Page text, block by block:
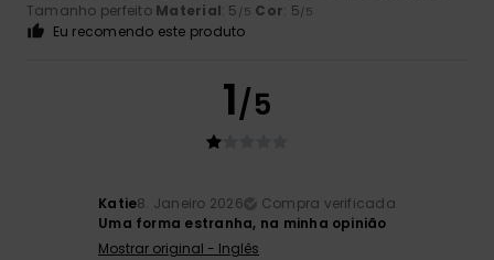
Tamanho perfeito Material: 5 /5 Cor: 5/5
Eu recomendo este produto
1/5
Katie8. Janeiro 2026
Compra verificada
Uma forma estranha, na minha opinião
Mostrar original - Inglês